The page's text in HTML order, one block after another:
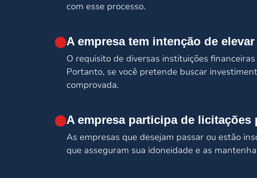
com esse processo.
A empresa tem intenção de
O requisito de diversas instituições
Portanto, se você pretende buscar
comprovada.
A empresa participa de licitações
As empresas que desejam passar ou estão
que asseguram sua idoneidade e as